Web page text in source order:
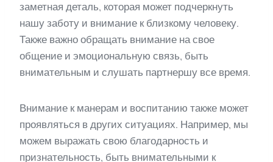
заметная деталь, которая может подчеркнуть
нашу заботу и внимание к близкому человеку.
Также важно обращать внимание на свое
общение и эмоциональную связь, быть
внимательным и слушать партнершу все время.
Внимание к манерам и воспитанию также может
проявляться в других ситуациях. Например, мы
можем выражать свою благодарность и
признательность, быть внимательными к